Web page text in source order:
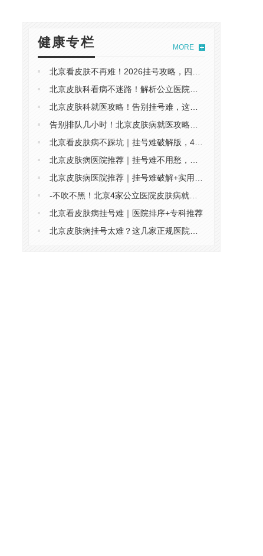
健康专栏 MORE
北京看皮肤不再难！2026挂号攻略，四家公立+专科专家号轻松约
北京皮肤科看病不迷路！解析公立医院与专科门诊，这份避坑攻略请收好
北京皮肤科就医攻略！告别挂号难，这份保姆级预约指南请收好
告别排队几小时！北京皮肤病就医攻略，公立医院+专科，秒约技巧藏不住了
北京看皮肤病不踩坑｜挂号难破解版，4家公立医院+专科专家攻略
北京皮肤病医院推荐｜挂号难不用愁，公立医院+专科专家任选
北京皮肤病医院推荐｜挂号难破解+实用就医指南
-不吹不黑！北京4家公立医院皮肤病就诊参考，挂号干货速码
北京看皮肤病挂号难｜医院排序+专科推荐
北京皮肤病挂号太难？这几家正规医院，专家坐诊+号源友好，建议收藏